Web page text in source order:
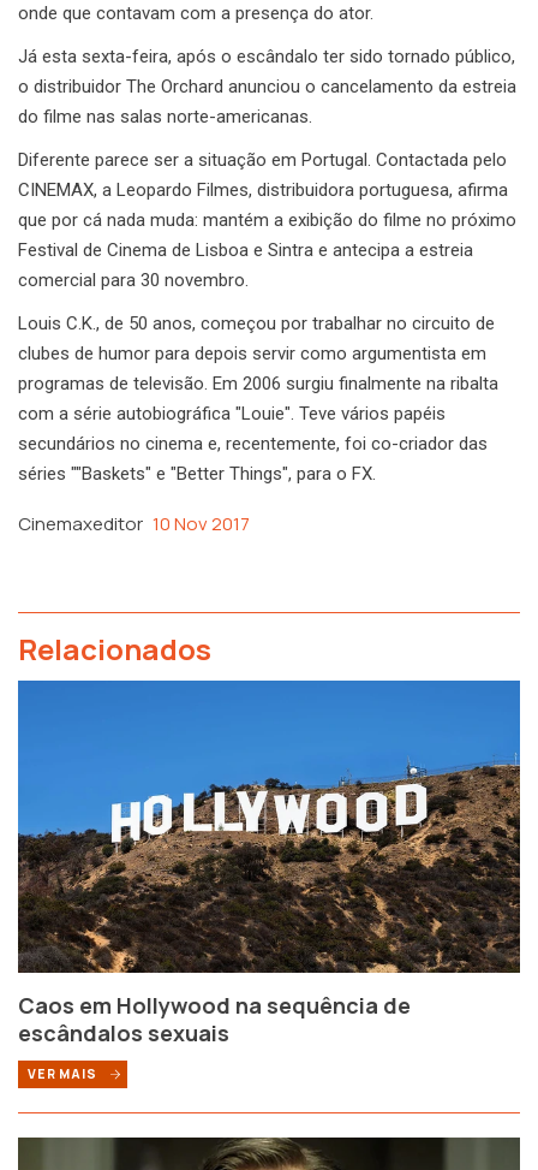
onde que contavam com a presença do ator.
Já esta sexta-feira, após o escândalo ter sido tornado público,
o distribuidor The Orchard anunciou o cancelamento da estreia
do filme nas salas norte-americanas.
Diferente parece ser a situação em Portugal. Contactada pelo
CINEMAX, a Leopardo Filmes, distribuidora portuguesa, afirma
que por cá nada muda: mantém a exibição do filme no próximo
Festival de Cinema de Lisboa e Sintra e antecipa a estreia
comercial para 30 novembro.
Louis C.K., de 50 anos, começou por trabalhar no circuito de
clubes de humor para depois servir como argumentista em
programas de televisão. Em 2006 surgiu finalmente na ribalta
com a série autobiográfica "Louie". Teve vários papéis
secundários no cinema e, recentemente, foi co-criador das
séries ""Baskets" e "Better Things", para o FX.
Cinemaxeditor 10 Nov 2017
Relacionados
Caos em Hollywood na sequência de
escândalos sexuais
VER MAIS